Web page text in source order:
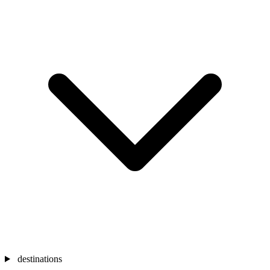
destinations